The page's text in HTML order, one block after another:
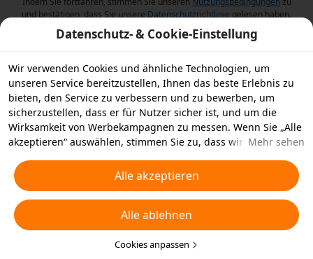
und bestätigen, dass Sie unsere Datenschutzrichtlinie gelesen haben.
Datenschutz- & Cookie-Einstellung
Wir verwenden Cookies und ähnliche Technologien, um
unseren Service bereitzustellen, Ihnen das beste Erlebnis zu
bieten, den Service zu verbessern und zu bewerben, um
sicherzustellen, dass er für Nutzer sicher ist, und um die
Wirksamkeit von Werbekampagnen zu messen. Wenn Sie „Alle
akzeptieren“ auswählen, stimmen Sie zu, dass wir und die
ähnliche Technologien für Werbezwecke auf Ihrem Gerät
speichern. Alternativ können Sie auch über „Alle ablehnen“
nicht notwendige Cookies ablehnen oder auswählen, welche
Arten von Cookies Sie akzeptieren oder deaktivieren möchten,
indem Sie unten oder jederzeit in Ihren
Datenschutzeinstellungen auf „Cookies anpassen“ klicken.
Mehr sehen
Alle akzeptieren
Alle ablehnen
Cookies anpassen